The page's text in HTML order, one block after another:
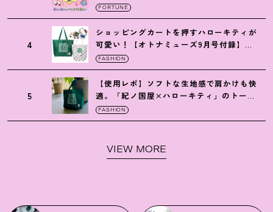
FORTUNE
4
ショッピングカートを押すハローキティが
可愛い ！
【オトナミューズ9月号付録】紀
ノ国屋バッグ
FASHION
5
【使用レポ】ソフトな生地感で肩かけも快
適。「紀ノ国屋×ハローキティ」のトート
がガシガシ使えて最高です
FASHION
VIEW MORE